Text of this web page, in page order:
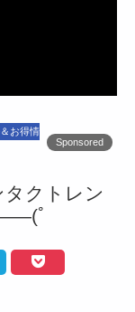
お得情
Sponsored
タクトレン
ﾟ